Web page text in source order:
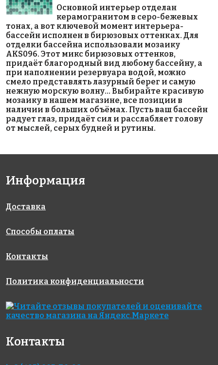
Основной интерьер отделан
керамогранитом в серо-бежевых
тонах, а вот ключевой момент интерьера-
бассейн исполнен в бирюзовых оттенках. Для
отделки бассейна использовали мозаику
AKS096. Этот микс бирюзовых оттенков,
придаёт благородный вид любому бассейну, а
при наполнении резервуара водой, можно
смело представлять лазурный берег и самую
нежную морскую волну… Выбирайте красивую
мозаику в нашем магазине, все позиции в
наличии в больших объёмах. Пусть ваш бассейн
радует глаз, придаёт сил и расслабляет голову
от мыслей, серых будней и рутины.
Информация
Доставка
Способы оплаты
Контакты
Политика конфиденциальности
Контакты